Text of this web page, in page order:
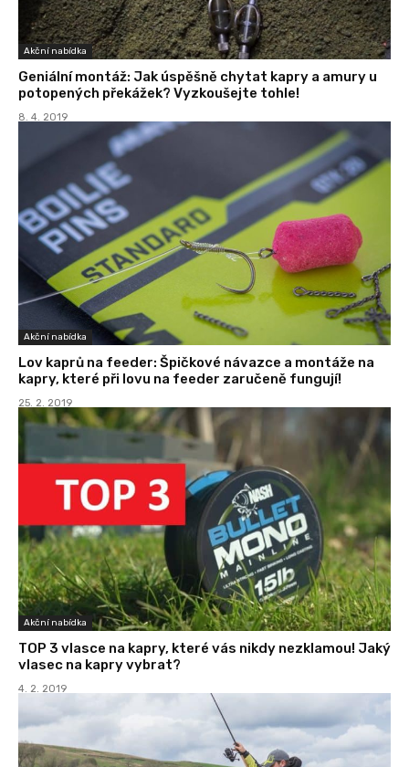
Akční nabídka
Geniální montáž: Jak úspěšně chytat kapry a amury u
potopených překážek? Vyzkoušejte tohle!
8. 4. 2019
Akční nabídka
Lov kaprů na feeder: Špičkové návazce a montáže na
kapry, které při lovu na feeder zaručeně fungují!
25. 2. 2019
Akční nabídka
TOP 3 vlasce na kapry, které vás nikdy nezklamou! Jaký
vlasec na kapry vybrat?
4. 2. 2019